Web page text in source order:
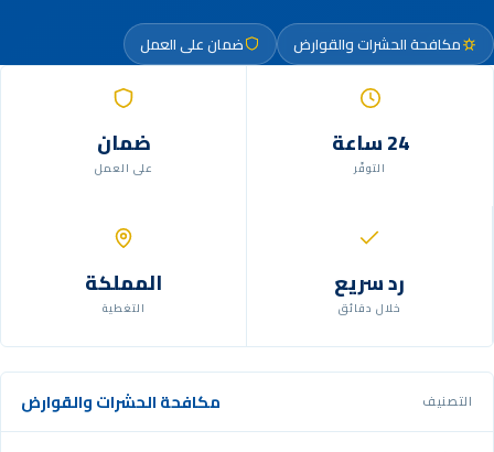
مكافحة الحشرات والقوارض ضمان على العمل
24 ساعة
التوفّر
ضمان
على العمل
رد سريع
خلال دقائق
المملكة
التغطية
التصنيف مكافحة الحشرات والقوارض